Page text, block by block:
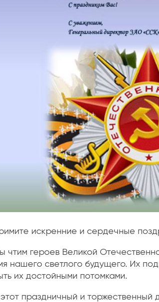
искренние и сердечные
чтим героев Великой
нашего светлого будущего. Их
их достойными потомками.
праздничный и